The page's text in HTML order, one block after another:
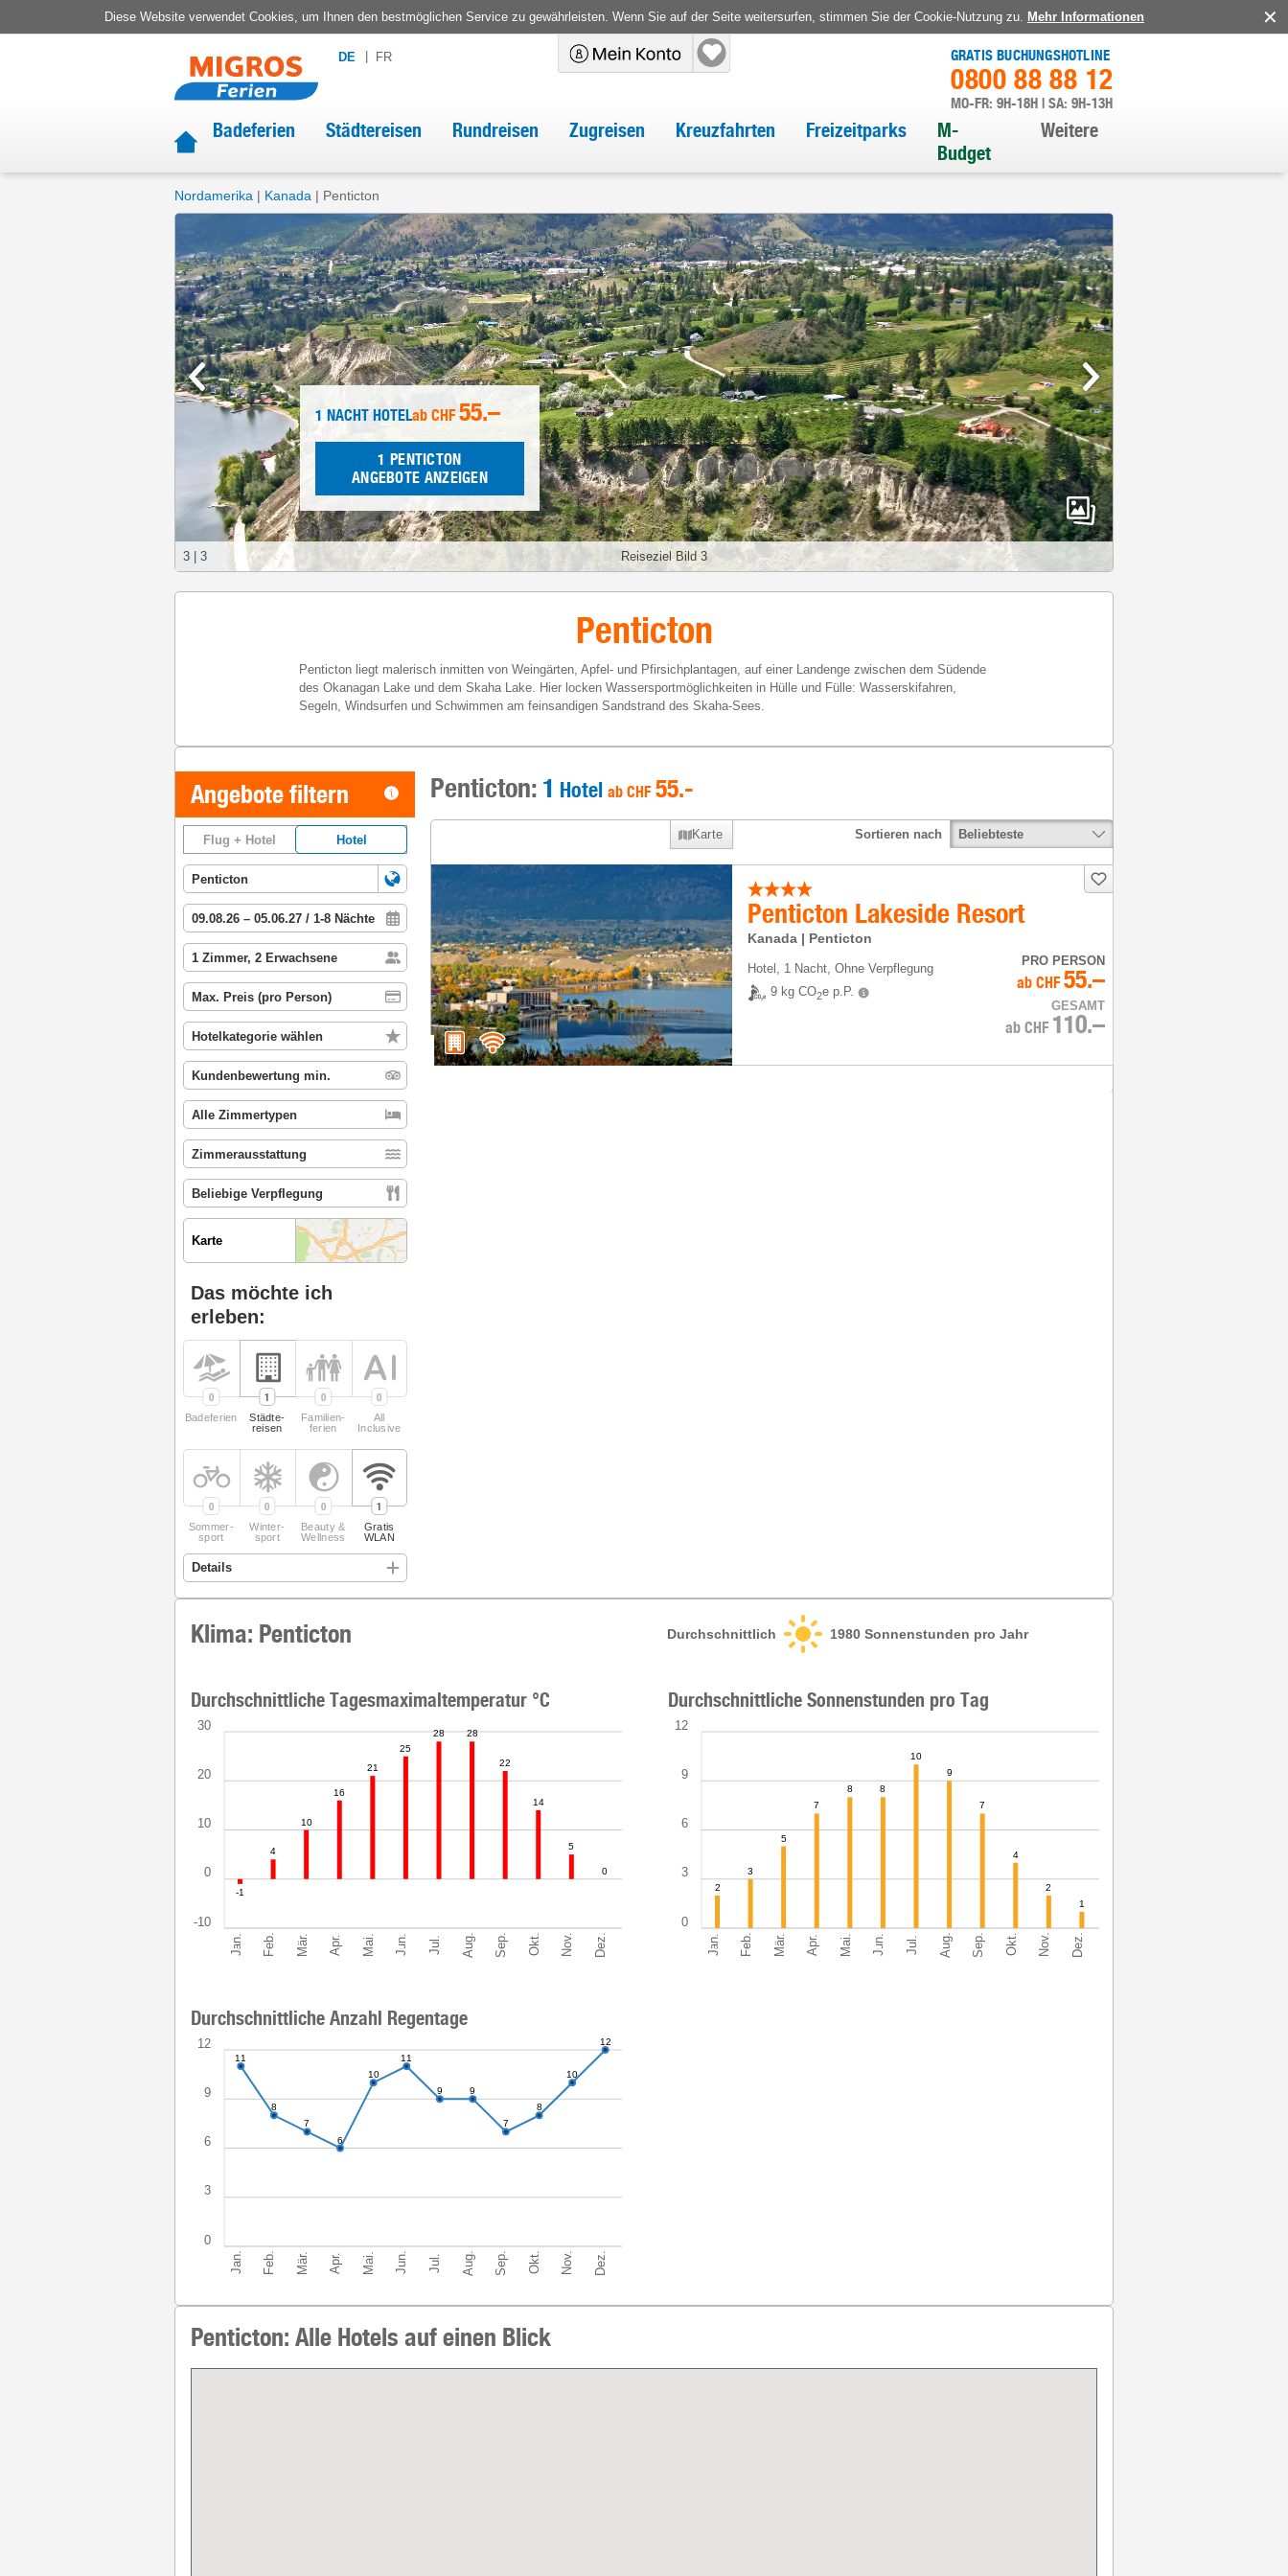
Diese Website verwendet Cookies, um Ihnen den bestmöglichen Service zu gewährleisten. Wenn Sie auf der Seite weitersurfen, stimmen Sie der Cookie-Nutzung zu. Mehr Informationen
DE FR GRATIS BUCHUNGSHOTLINE
0800 88 88 12
MO-FR: 9H-18H | SA: 9H-13H
Badeferien Städtereisen Rundreisen Zugreisen Kreuzfahrten Freizeitparks
M-
Budget
Weitere
Nordamerika Kanada Penticton
Reiseziel Bild 3
3 3
1 NACHT HOTELab CHF 55.–
1 PENTICTON
ANGEBOTE ANZEIGEN
Penticton
Penticton liegt malerisch inmitten von Weingärten, Apfel- und Pfirsichplantagen, auf einer Landenge zwischen dem Südende
des Okanagan Lake und dem Skaha Lake. Hier locken Wassersportmöglichkeiten in Hülle und Fülle: Wasserskifahren,
Segeln, Windsurfen und Schwimmen am feinsandigen Sandstrand des Skaha-Sees.
Angebote filtern
Flug + Hotel Hotel
Karte
Das möchte ich
erleben:
0
Badeferien
1
Städte­
reisen
0
Familien­
ferien
0
All
Inclusive
0
Sommer­
sport
0
Winter­
sport
0
Beauty &
Wellness
1
Gratis
WLAN
Penticton: 1 Hotel ab CHF 55.-
Karte Sortieren nach Beliebteste
Penticton Lakeside Resort
Kanada | Penticton
Hotel , 1 Nacht, Ohne Verpflegung
9 kg CO2e p.P.
PRO PERSON
ab CHF 55.–
GESAMT
ab CHF 110.–
Klima: Penticton Durchschnittlich 1980 Sonnenstunden pro Jahr
Jan. Feb. Mär. Apr. Mai. Jun. Jul. Aug. Sep. Okt. Nov. Dez.
-10
0
10
20
30
Durchschnittliche Tagesmaximaltemperatur °C
-1
4
10
16
21
25
28 28
22
14
5
0
Jan. Feb. Mär. Apr. Mai. Jun. Jul. Aug. Sep. Okt. Nov. Dez.
0
3
6
9
12
Durchschnittliche Sonnenstunden pro Tag
2
3
5
7
8 8
10
9
7
4
2
1
Jan. Feb. Mär. Apr. Mai. Jun. Jul. Aug. Sep. Okt. Nov. Dez.
0
3
6
9
12
Durchschnittliche Anzahl Regentage
11
8
7
6
10
11
9 9
7
8
10
12
Penticton: Alle Hotels auf einen Blick